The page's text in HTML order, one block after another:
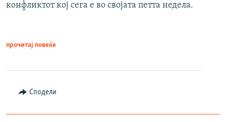
конфликтот кој сега е во својата петта недела.
прочитај повеќе
Сподели